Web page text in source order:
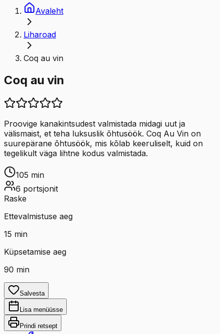
Avaleht
Liharoad
Coq au vin
Coq au vin
Proovige kanakintsudest valmistada midagi uut ja
välismaist, et teha luksuslik õhtusöök. Coq Au Vin on
suurepärane õhtusöök, mis kõlab keeruliselt, kuid on
tegelikult väga lihtne kodus valmistada.
105 min
6 portsjonit
Raske
Ettevalmistuse aeg
15 min
Küpsetamise aeg
90 min
Salvesta
Lisa menüüsse
Prindi retsept